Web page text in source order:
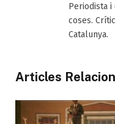
Periodista
coses.
Catalunya.
Articles